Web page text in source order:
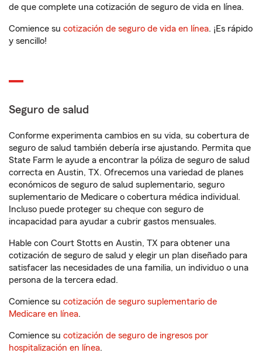
de que complete una cotización de seguro de vida en línea.
Comience su cotización de seguro de vida en línea. ¡Es rápido
y sencillo!
Seguro de salud
Conforme experimenta cambios en su vida, su cobertura de
seguro de salud también debería irse ajustando. Permita que
State Farm le ayude a encontrar la póliza de seguro de salud
correcta en Austin, TX. Ofrecemos una variedad de planes
económicos de seguro de salud suplementario, seguro
suplementario de Medicare o cobertura médica individual.
Incluso puede proteger su cheque con seguro de
incapacidad para ayudar a cubrir gastos mensuales.
Hable con Court Stotts en Austin, TX para obtener una
cotización de seguro de salud y elegir un plan diseñado para
satisfacer las necesidades de una familia, un individuo o una
persona de la tercera edad.
Comience su cotización de seguro suplementario de
Medicare en línea.
Comience su cotización de seguro de ingresos por
hospitalización en línea.